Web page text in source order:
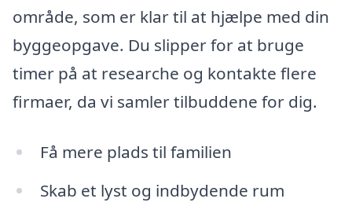
område, som er klar til at hjælpe med din
byggeopgave. Du slipper for at bruge
timer på at researche og kontakte flere
firmaer, da vi samler tilbuddene for dig.
Få mere plads til familien
Skab et lyst og indbydende rum